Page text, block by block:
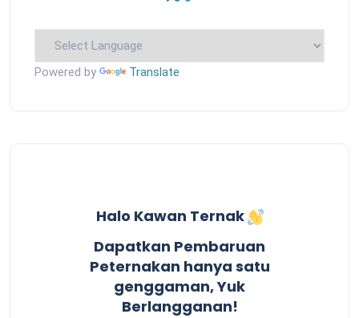
Powered by Translate
Halo Kawan Ternak
Dapatkan Pembaruan
Peternakan hanya satu
genggaman, Yuk
Berlangganan!